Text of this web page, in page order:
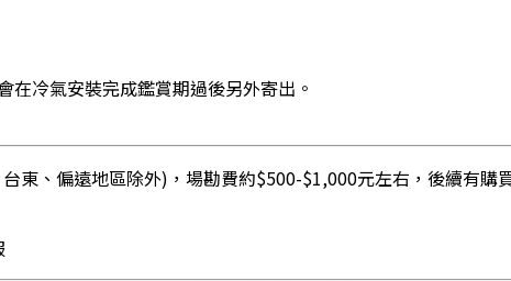
冷氣安裝完成鑑賞期過後另外寄出。
東、偏遠地區除外)，場勘費約$500-$1,000元左右，後續有購